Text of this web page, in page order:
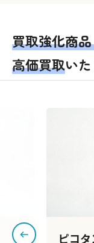
買取強化商
高価買取いた
エヴ